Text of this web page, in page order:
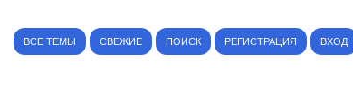
ВСЕ ТЕМЫ СВЕЖИЕ ПОИСК РЕГИСТРАЦИЯ ВХОД